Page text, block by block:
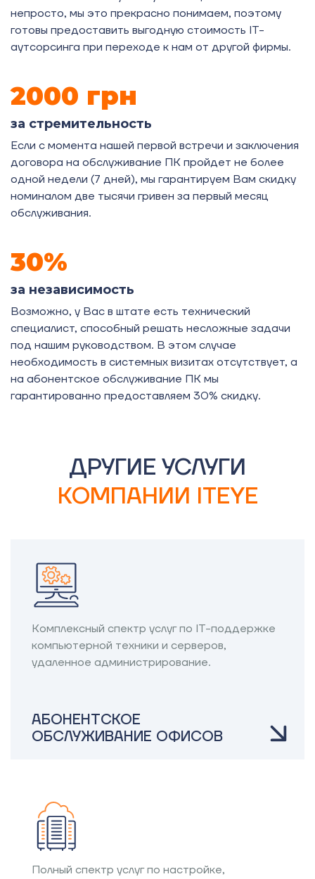
непросто, мы это прекрасно понимаем, поэтому
готовы предоставить выгодную стоимость IT-
аутсорсинга при переходе к нам от другой фирмы.
2000 грн
за стремительность
Если с момента нашей первой встречи и заключения
договора на обслуживание ПК пройдет не более
одной недели (7 дней), мы гарантируем Вам скидку
номиналом две тысячи гривен за первый месяц
обслуживания.
30%
за независимость
Возможно, у Вас в штате есть технический
специалист, способный решать несложные задачи
под нашим руководством. В этом случае
необходимость в системных визитах отсутствует, а
на абонентское обслуживание ПК мы
гарантированно предоставляем 30% скидку.
ДРУГИЕ УСЛУГИ
КОМПАНИИ ITEYE
Комплексный спектр услуг по IT-поддержке
компьютерной техники и серверов,
удаленное администрирование.
АБОНЕНТСКОЕ
ОБСЛУЖИВАНИЕ ОФИСОВ
Полный спектр услуг по настройке,